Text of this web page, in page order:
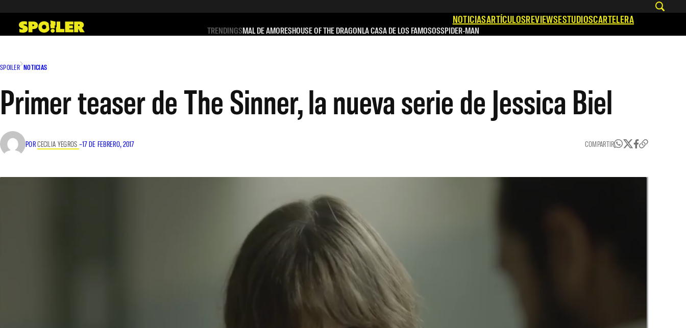
contenido
NOTICIASARTÍCULOSREVIEWSESTUDIOSCARTELERA
TRENDINGSMAL DE AMORESHOUSE OF THE DRAGONLA CASA DE LOS FAMOSOSSPIDER-MAN
SPOILER NOTICIAS
Primer teaser de The Sinner, la nueva serie de Jessica Biel
PORCECILIA YEGROS –17 DE FEBRERO, 2017 COMPARTIR